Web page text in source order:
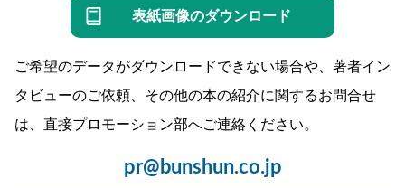
表紙画像のダウンロード
ご希望のデータがダウンロードできない場合や、著者イン
タビューのご依頼、その他の本の紹介に関するお問合せ
は、直接プロモーション部へご連絡ください。
pr@bunshun.co.jp